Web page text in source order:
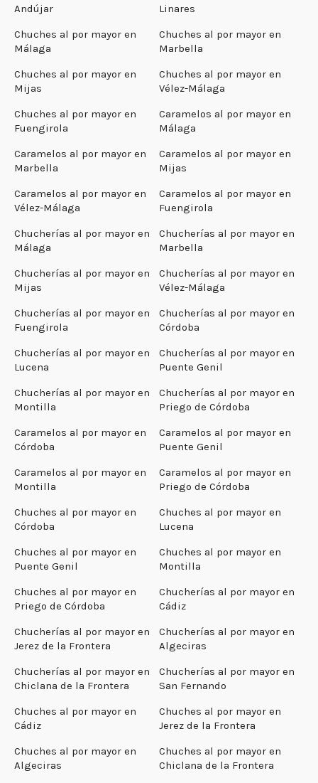
Andújar
Linares
Chuches al por mayor en
Málaga
Chuches al por mayor en
Marbella
Chuches al por mayor en
Mijas
Chuches al por mayor en
Vélez-Málaga
Chuches al por mayor en
Fuengirola
Caramelos al por mayor en
Málaga
Caramelos al por mayor en
Marbella
Caramelos al por mayor en
Mijas
Caramelos al por mayor en
Vélez-Málaga
Caramelos al por mayor en
Fuengirola
Chucherías al por mayor en
Málaga
Chucherías al por mayor en
Marbella
Chucherías al por mayor en
Mijas
Chucherías al por mayor en
Vélez-Málaga
Chucherías al por mayor en
Fuengirola
Chucherías al por mayor en
Córdoba
Chucherías al por mayor en
Lucena
Chucherías al por mayor en
Puente Genil
Chucherías al por mayor en
Montilla
Chucherías al por mayor en
Priego de Córdoba
Caramelos al por mayor en
Córdoba
Caramelos al por mayor en
Puente Genil
Caramelos al por mayor en
Montilla
Caramelos al por mayor en
Priego de Córdoba
Chuches al por mayor en
Córdoba
Chuches al por mayor en
Lucena
Chuches al por mayor en
Puente Genil
Chuches al por mayor en
Montilla
Chuches al por mayor en
Priego de Córdoba
Chucherías al por mayor en
Cádiz
Chucherías al por mayor en
Jerez de la Frontera
Chucherías al por mayor en
Algeciras
Chucherías al por mayor en
Chiclana de la Frontera
Chucherías al por mayor en
San Fernando
Chuches al por mayor en
Cádiz
Chuches al por mayor en
Jerez de la Frontera
Chuches al por mayor en
Algeciras
Chuches al por mayor en
Chiclana de la Frontera